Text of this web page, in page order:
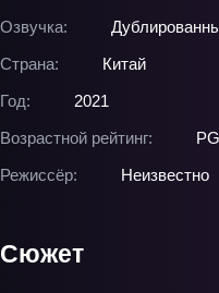
Озвучка:
Страна:
Китай
Год:
2021
Возрастной рейтинг:
Режиссёр:
Неизвестно
Сюжет